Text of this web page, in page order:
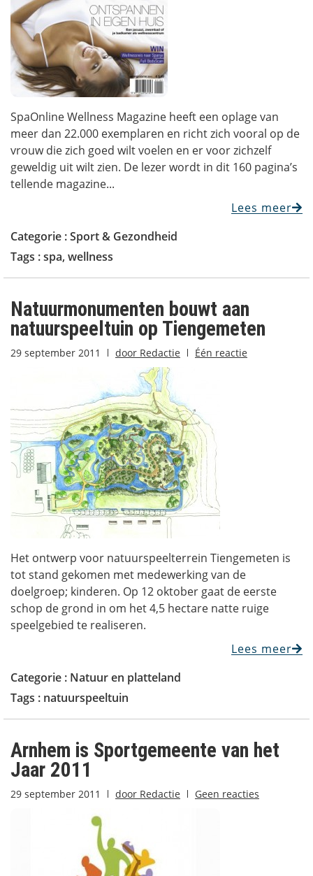
SpaOnline Wellness Magazine heeft een oplage van
meer dan 22.000 exemplaren en richt zich vooral op de
vrouw die zich goed wilt voelen en er voor zichzelf
geweldig uit wilt zien. De lezer wordt in dit 160 pagina’s
tellende magazine...
Lees meer
Categorie :Sport & Gezondheid
Tags :spa, wellness
Natuurmonumenten bouwt aan
natuurspeeltuin op Tiengemeten
29 september 2011 door Redactie Één reactie
Het ontwerp voor natuurspeelterrein Tiengemeten is
tot stand gekomen met medewerking van de
doelgroep; kinderen. Op 12 oktober gaat de eerste
schop de grond in om het 4,5 hectare natte ruige
speelgebied te realiseren.
Lees meer
Categorie : Natuur en platteland
Tags : natuurspeeltuin
Arnhem is Sportgemeente van het
Jaar 2011
29 september 2011 door Redactie Geen reacties